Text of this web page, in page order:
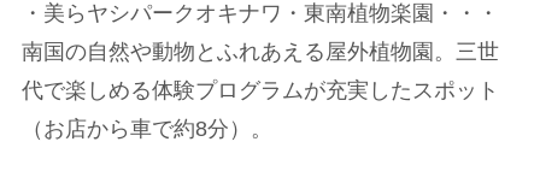
・美らヤシパークオキナワ・東南植物楽園・・・
南国の自然や動物とふれあえる屋外植物園。三世
代で楽しめる体験プログラムが充実したスポット
（お店から車で約8分）。